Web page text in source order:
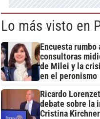
Lo más visto en
Encuesta rumbo
consultoras
de Milei y la
en el peronismo
Ricardo
debate sobre la
Cristina Kirchner